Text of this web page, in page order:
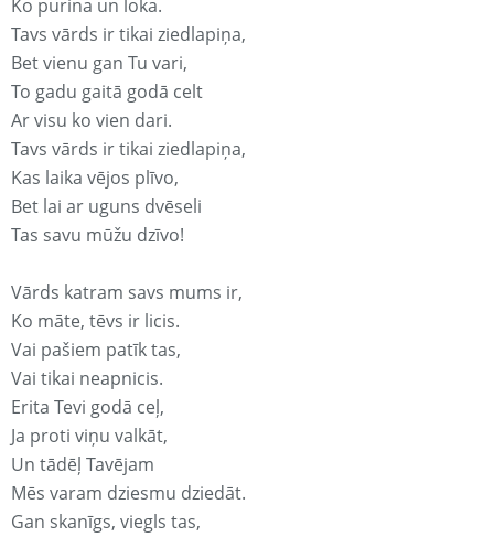
Ko purina un loka.
Tavs vārds ir tikai ziedlapiņa,
Bet vienu gan Tu vari,
To gadu gaitā godā celt
Ar visu ko vien dari.
Tavs vārds ir tikai ziedlapiņa,
Kas laika vējos plīvo,
Bet lai ar uguns dvēseli
Tas savu mūžu dzīvo!
Vārds katram savs mums ir,
Ko māte, tēvs ir licis.
Vai pašiem patīk tas,
Vai tikai neapnicis.
Erita Tevi godā ceļ,
Ja proti viņu valkāt,
Un tādēļ Tavējam
Mēs varam dziesmu dziedāt.
Gan skanīgs, viegls tas,